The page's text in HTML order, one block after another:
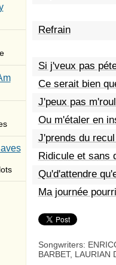
Refrain
Si j'veux pas
Ce serait bien
J'peux pas
Ou m'étaler en
J'prends du
Ridicule et sans
Qu'd'attendre
Ma journée
Songwriters:
BARBET, LAURIAN